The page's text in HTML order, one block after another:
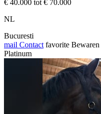
€ 40.000 tot € 70.000
NL
Bucuresti
mail Contact favorite Bewaren
Platinum